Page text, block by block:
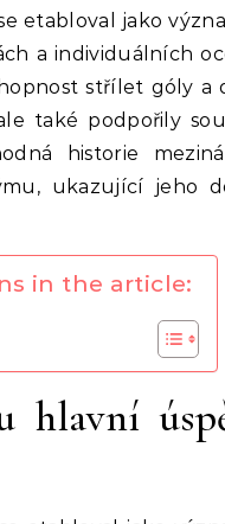
etabloval jako
a individuálních
střílet góly
také podpořily
historie
ukazující jeho
in the article:
hlavní